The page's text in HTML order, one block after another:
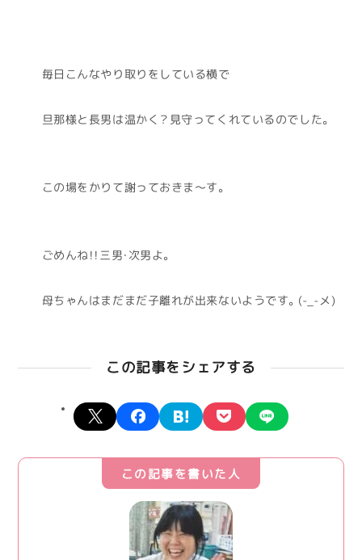
毎日こんなやり取りをしている横で
旦那様と長男は温かく？見守ってくれているのでした。
この場をかりて謝っておきま～す。
ごめんね！！三男・次男よ。
母ちゃんはまだまだ子離れが出来ないようです。(-_-メ)
この記事をシェアする
X facebookhatena pocket
この記事を書いた人